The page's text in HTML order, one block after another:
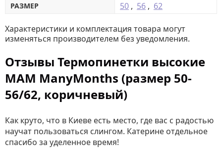
РАЗМЕР
50 , 56 , 62
Характеристики и комплектация товара могут
изменяться производителем без уведомления.
Отзывы Термопинетки высокие
MAM ManyMonths (размер 50-
56/62, коричневый)
Как круто, что в Киеве есть место, где вас с радостью
научат пользоваться слингом. Катерине отдельное
спасибо за уделенное время!